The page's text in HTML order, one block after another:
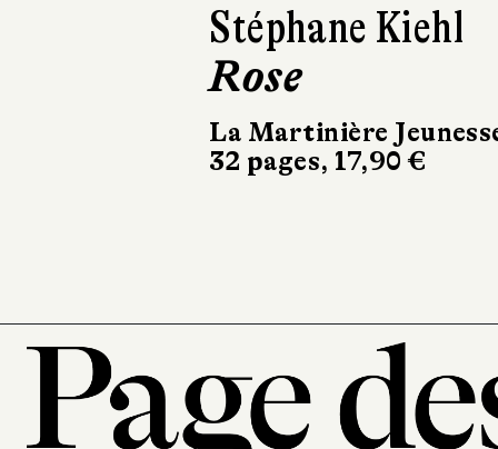
Stéphane Kiehl
Rose
La Martinière
32 pages, 17,90 €
Coline
dessus-
Gründ